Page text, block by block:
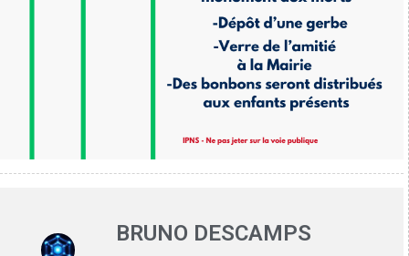
BRUNO DESCAMPS